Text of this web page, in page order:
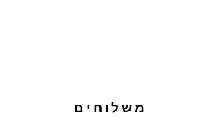
משלוחים